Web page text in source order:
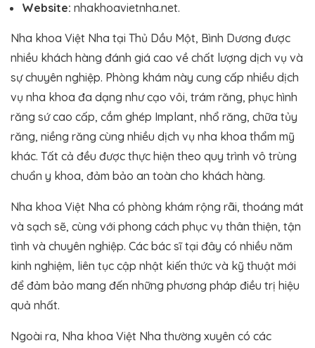
Website: nhakhoavietnha.net.
Nha khoa Việt Nha tại Thủ Dầu Một, Bình Dương được
nhiều khách hàng đánh giá cao về chất lượng dịch vụ và
sự chuyên nghiệp. Phòng khám này cung cấp nhiều dịch
vụ nha khoa đa dạng như cạo vôi, trám răng, phục hình
răng sứ cao cấp, cắm ghép Implant, nhổ răng, chữa tủy
răng, niềng răng cùng nhiều dịch vụ nha khoa thẩm mỹ
khác. Tất cả đều được thực hiện theo quy trình vô trùng
chuẩn y khoa, đảm bảo an toàn cho khách hàng.
Nha khoa Việt Nha có phòng khám rộng rãi, thoáng mát
và sạch sẽ, cùng với phong cách phục vụ thân thiện, tận
tình và chuyên nghiệp. Các bác sĩ tại đây có nhiều năm
kinh nghiệm, liên tục cập nhật kiến thức và kỹ thuật mới
để đảm bảo mang đến những phương pháp điều trị hiệu
quả nhất.
Ngoài ra, Nha khoa Việt Nha thường xuyên có các